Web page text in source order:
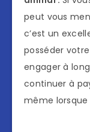
peut vous
c’est un
posséder
engager à
continuer à
même